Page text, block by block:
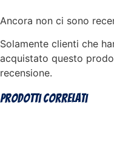
Ancora non ci sono
Solamente clienti che
acquistato questo
recensione.
Prodotti correlati